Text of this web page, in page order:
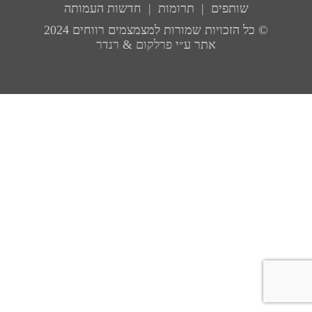
English
שותפים תרומות
חדשות העמותה
© כל הזכויות שמורות למצמצמים רווחים 2024
אתר ע״י פרלקום & רנדר